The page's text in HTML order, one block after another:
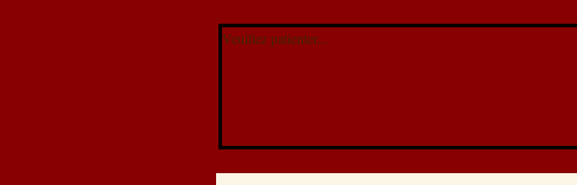
Veuillez patienter...